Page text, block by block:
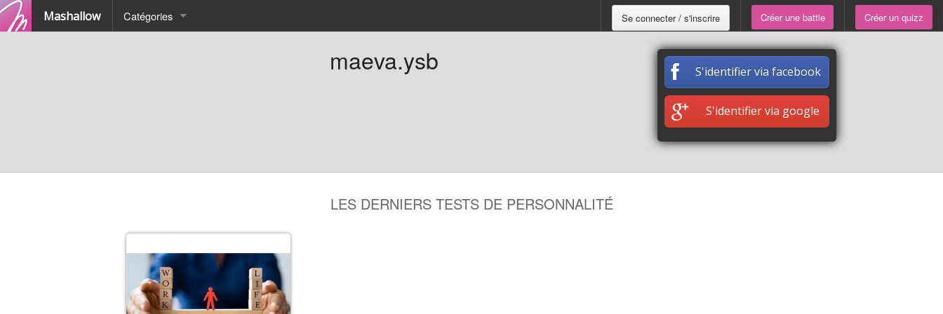
Mashallow Catégories Se connecter / s'inscrire Créer une battle Créer un quizz
maeva.ysb S'identifier via facebook
S'identifier via google
LES DERNIERS TESTS DE PERSONNALITÉ